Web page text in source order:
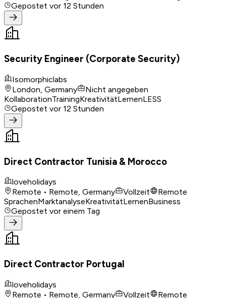
Gepostet vor 12 Stunden
Security Engineer (Corporate Security)
Isomorphiclabs
London, Germany
Nicht angegeben
KollaborationTrainingKreativitätLernenLESS
Gepostet vor 12 Stunden
Direct Contractor Tunisia & Morocco
loveholidays
Remote • Remote, Germany
Vollzeit
Remote
SprachenMarktanalyseKreativitätLernenBusiness
Gepostet vor einem Tag
Direct Contractor Portugal
loveholidays
Remote • Remote, Germany
Vollzeit
Remote